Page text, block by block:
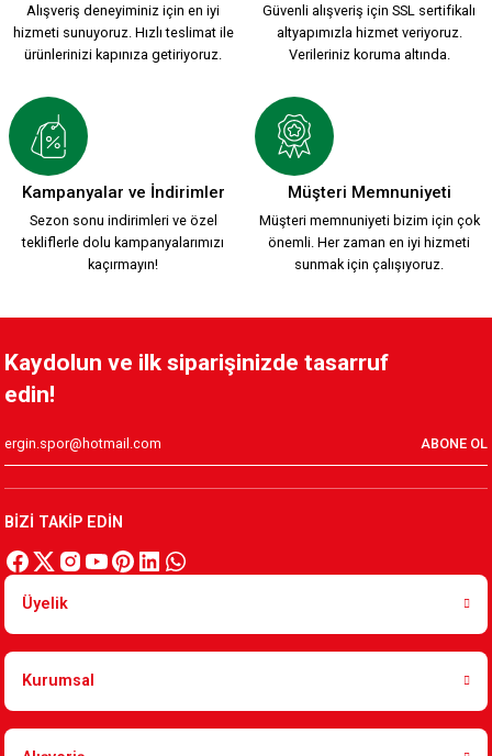
LOGO ANAHTARLIK
200,00 TL
WHİTE CANDY ANAHTARLIK
200,00 TL
SİYAH ÇİFT YÜZLÜ ANTARLIK MODEL 24
200,00 TL
SİYAH ÇİFT YÜZLÜ ANAHTARLIK MODEL 22
200,00 TL
200,00 TL 200,00 TL
Alışveriş deneyiminiz için en iyi
hizmeti sunuyoruz. Hızlı teslimat ile
ürünlerinizi kapınıza getiriyoruz.
Güvenli alışveriş için SSL sertifikalı
altyapımızla hizmet veriyoruz.
Verileriniz koruma altında.
Kampanyalar ve İndirimler
Sezon sonu indirimleri ve özel
tekliflerle dolu kampanyalarımızı
kaçırmayın!
Müşteri Memnuniyeti
Müşteri memnuniyeti bizim için çok
önemli. Her zaman en iyi hizmeti
sunmak için çalışıyoruz.
Kaydolun ve ilk siparişinizde tasarruf
edin!
ABONE OL
BİZİ TAKİP EDİN
Üyelik
Kurumsal